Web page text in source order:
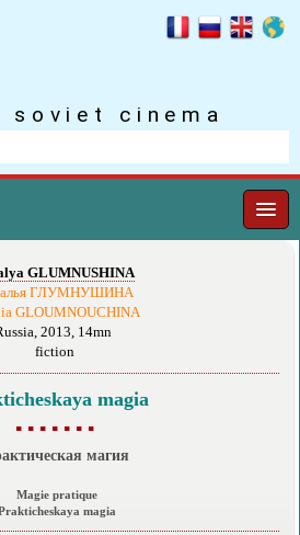
soviet cinema
GLUMNUSHINA
ГЛУМНУШИНА
GLOUMNOUCHINA
2013, 14mn
fiction
magia
▪ ▪ ▪ ▪ ▪ ▪ ▪
магия
Magie pratique
magia